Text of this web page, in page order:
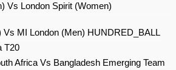
Vs London Spirit (Women)
MI London (Men) HUNDRED_BALL
T20
Africa Vs Bangladesh Emerging Team